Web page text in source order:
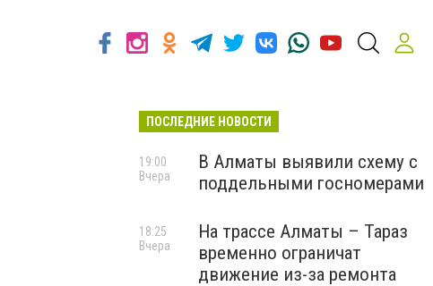
ПОСЛЕДНИЕ НОВОСТИ
В Алматы выявили схему с
поддельными госномерами
19:00
Вчера
На трассе Алматы – Тараз
временно ограничат
движение из-за ремонта
18:25
Вчера